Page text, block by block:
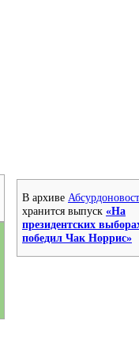
В архиве
хранится выпуск «На
президентских
победил Чак Норрис»